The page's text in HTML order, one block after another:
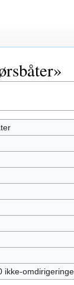
ikke-